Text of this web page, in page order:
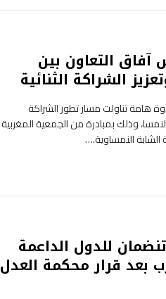
آفاق التعاون بين
الشراكة الثنائية
هامة تناولت مسار تطور الشراكة
وذلك بمبادرة من الجمعية المغربية
الشابة النمساوية.…
للدول الداعمة
بعد قرار محكمة العدل